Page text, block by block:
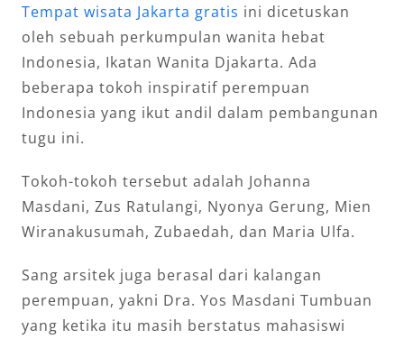
Tempat wisata Jakarta gratis ini dicetuskan
oleh sebuah perkumpulan wanita hebat
Indonesia, Ikatan Wanita Djakarta. Ada
beberapa tokoh inspiratif perempuan
Indonesia yang ikut andil dalam pembangunan
tugu ini.
Tokoh-tokoh tersebut adalah Johanna
Masdani, Zus Ratulangi, Nyonya Gerung, Mien
Wiranakusumah, Zubaedah, dan Maria Ulfa.
Sang arsitek juga berasal dari kalangan
perempuan, yakni Dra. Yos Masdani Tumbuan
yang ketika itu masih berstatus mahasiswi